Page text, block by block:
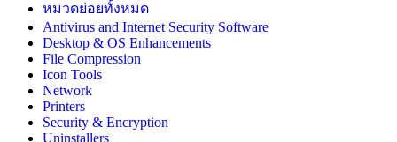
หมวดย่อยทั้งหมด
Antivirus and Internet Security Software
Desktop & OS Enhancements
File Compression
Icon Tools
Network
Printers
Security & Encryption
Uninstallers